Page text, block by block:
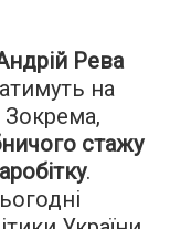
Рева
на
Зокрема,
стажу
.